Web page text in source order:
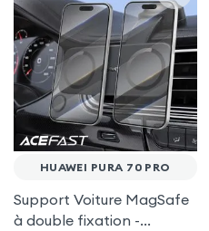
HUAWEI PURA 70 PRO
Support Voiture MagSafe
à double fixation -